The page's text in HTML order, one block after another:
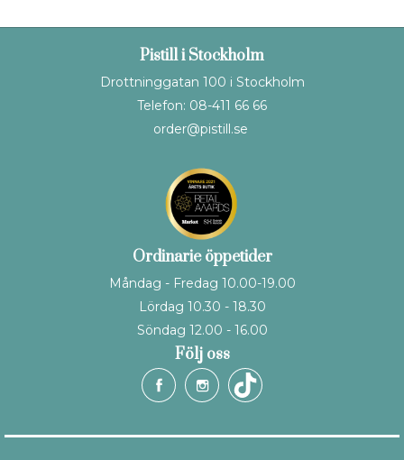
Pistill i Stockholm
Drottninggatan 100 i Stockholm
Telefon: 08-411 66 66
order@pistill.se
Ordinarie öppetider
Måndag - Fredag 10.00-19.00
Lördag 10.30 - 18.30
Söndag 12.00 - 16.00
Följ oss